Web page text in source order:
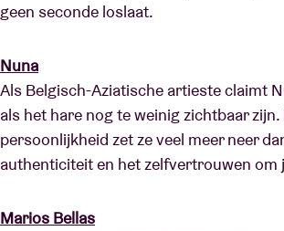
geen seconde loslaat.
Nuna
Als Belgisch-Aziatische artieste claimt
als het hare nog te weinig zichtbaar
persoonlijkheid zet ze veel meer neer
authenticiteit en het zelfvertrouwen om
Marios Bellas